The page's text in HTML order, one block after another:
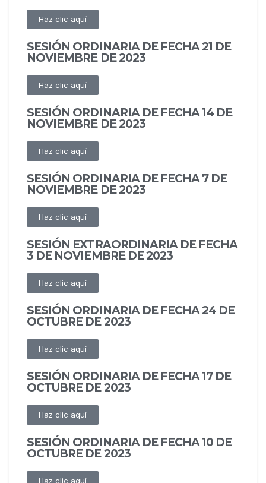
Haz clic aquí
SESIÓN ORDINARIA DE FECHA 21 DE
NOVIEMBRE DE 2023
Haz clic aquí
SESIÓN ORDINARIA DE FECHA 14 DE
NOVIEMBRE DE 2023
Haz clic aquí
SESIÓN ORDINARIA DE FECHA 7 DE
NOVIEMBRE DE 2023
Haz clic aquí
SESIÓN EXTRAORDINARIA DE FECHA
3 DE NOVIEMBRE DE 2023
Haz clic aquí
SESIÓN ORDINARIA DE FECHA 24 DE
OCTUBRE DE 2023
Haz clic aquí
SESIÓN ORDINARIA DE FECHA 17 DE
OCTUBRE DE 2023
Haz clic aquí
SESIÓN ORDINARIA DE FECHA 10 DE
OCTUBRE DE 2023
Haz clic aquí